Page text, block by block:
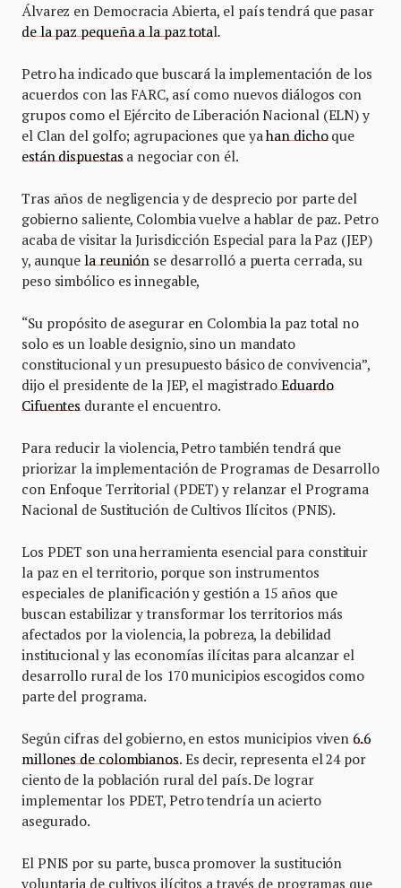
Álvarez en Democracia Abierta, el país tendrá que pasar
de la paz pequeña a la paz total.
Petro ha indicado que buscará la implementación de los
acuerdos con las FARC, así como nuevos diálogos con
grupos como el Ejército de Liberación Nacional (ELN) y
el Clan del golfo; agrupaciones que yahan dichoque
están dispuestas a negociar con él.
Tras años de negligencia y de desprecio por parte del
gobierno saliente, Colombia vuelve a hablar de paz. Petro
acaba de visitar la Jurisdicción Especial para la Paz (JEP)
y, aunque la reunión se desarrolló a puerta cerrada, su
peso simbólico es innegable,
“Su propósito de asegurar en Colombia la paz total no
solo es un loable designio, sino un mandato
constitucional y un presupuesto básico de convivencia”,
dijo el presidente de la JEP, el magistradoEduardo
Cifuentes durante el encuentro.
Para reducir la violencia, Petro también tendrá que
priorizar la implementación de Programas de Desarrollo
con Enfoque Territorial (PDET) y relanzar el Programa
Nacional de Sustitución de Cultivos Ilícitos (PNIS).
Los PDET son una herramienta esencial para constituir
la paz en el territorio, porque son instrumentos
especiales de planificación y gestión a 15 años que
buscan estabilizar y transformar los territorios más
afectados por la violencia, la pobreza, la debilidad
institucional y las economías ilícitas para alcanzar el
desarrollo rural de los 170 municipios escogidos como
parte del programa.
Según cifras del gobierno, en estos municipios viven 6.6
millones de colombianos. Es decir, representa el 24 por
ciento de la población rural del país. De lograr
implementar los PDET, Petro tendría un acierto
asegurado.
El PNIS por su parte, busca promover la sustitución
voluntaria de cultivos ilícitos a través de programas que